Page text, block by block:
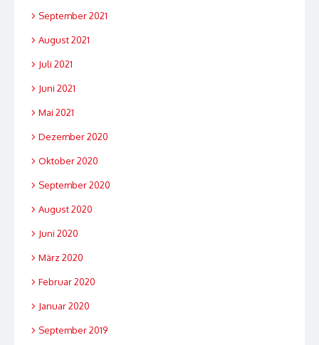
September 2021
August 2021
Juli 2021
Juni 2021
Mai 2021
Dezember 2020
Oktober 2020
September 2020
August 2020
Juni 2020
März 2020
Februar 2020
Januar 2020
September 2019